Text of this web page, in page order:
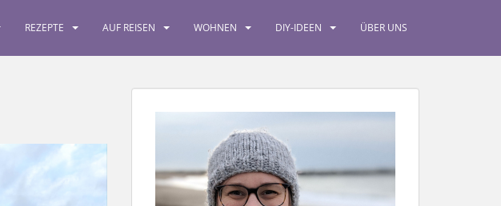
REZEPTE AUF REISEN WOHNEN DIY-IDEEN ÜBER UNS